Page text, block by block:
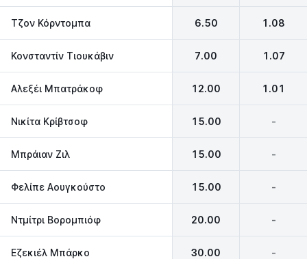
Τζον Κόρντομπα 6.50 1.08
Κονσταντίν Τιουκάβιν 7.00 1.07
Αλεξέι Μπατράκοφ 12.00 1.01
Νικίτα Κρίβτσοφ 15.00 -
Μπράιαν Ζιλ 15.00 -
Φελίπε Αουγκούστο 15.00 -
Ντμίτρι Βορομπιόφ 20.00 -
Eζεκιέλ Μπάρκο 30.00 -